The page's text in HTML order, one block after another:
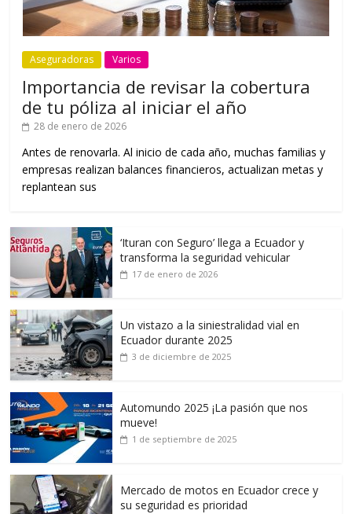
Aseguradoras Varios
Importancia de revisar la cobertura
de tu póliza al iniciar el año
28 de enero de 2026
Antes de renovarla. Al inicio de cada año, muchas familias y
empresas realizan balances financieros, actualizan metas y
replantean sus
‘Ituran con Seguro’ llega a Ecuador y
transforma la seguridad vehicular
17 de enero de 2026
Un vistazo a la siniestralidad vial en
Ecuador durante 2025
3 de diciembre de 2025
Automundo 2025 ¡La pasión que nos
mueve!
1 de septiembre de 2025
Mercado de motos en Ecuador crece y
su seguridad es prioridad